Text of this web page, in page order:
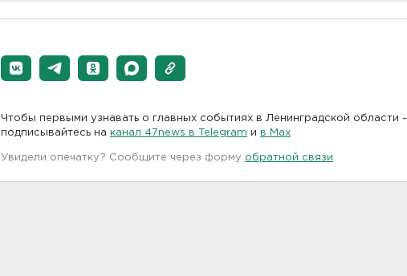
Чтобы первыми узнавать о главных событиях в Ленинградской области -
подписывайтесь на канал 47news в Telegram и в Maх
Увидели опечатку? Сообщите через форму обратной связи